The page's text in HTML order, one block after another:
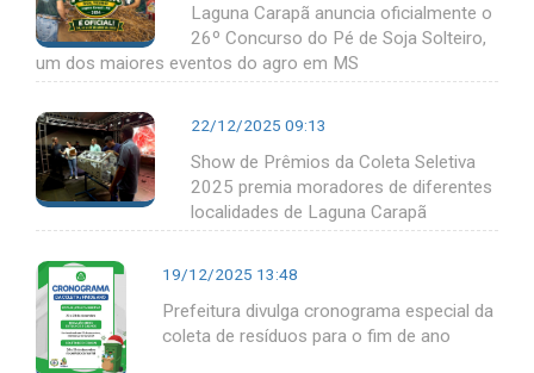
Laguna Carapã anuncia oficialmente o
26º Concurso do Pé de Soja Solteiro,
um dos maiores eventos do agro em MS
22/12/2025 09:13
Show de Prêmios da Coleta Seletiva
2025 premia moradores de diferentes
localidades de Laguna Carapã
19/12/2025 13:48
Prefeitura divulga cronograma especial da
coleta de resíduos para o fim de ano